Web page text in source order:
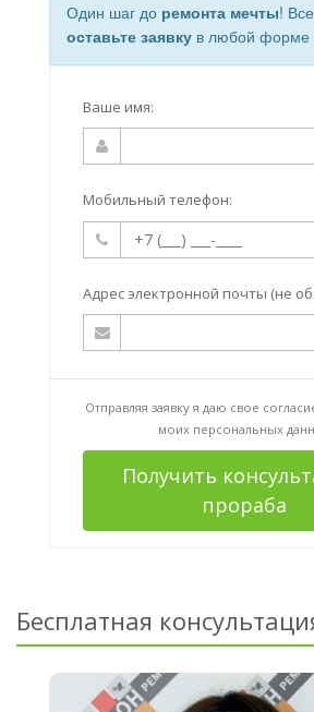
Один шаг до ремонта мечты!
оставьте заявку в любой форме
Ваше имя:
Мобильный телефон:
Адрес электронной почты (не
Отправляя заявку я даю свое
моих персональных
Получить
прораба
Бесплатная